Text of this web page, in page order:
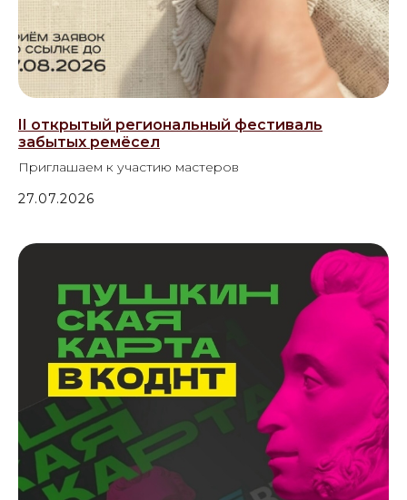
II открытый региональный фестиваль
забытых ремёсел
Приглашаем к участию мастеров
27.07.2026